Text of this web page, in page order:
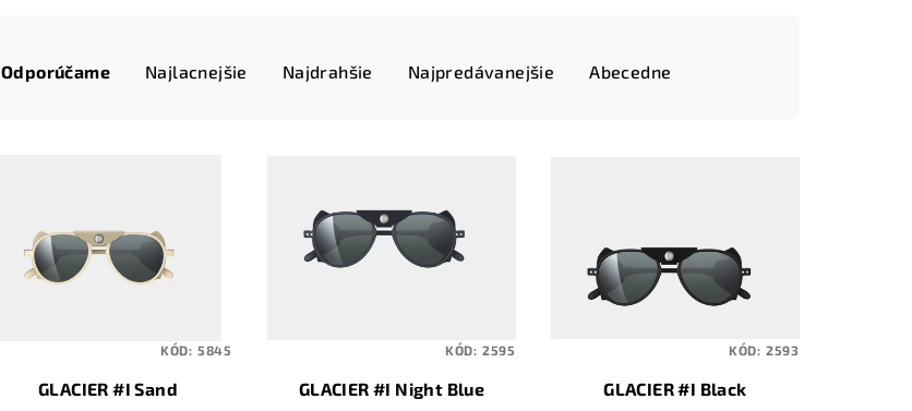
aOdporúčame Najlacnejšie Najdrahšie Najpredávanejšie Abecedne
GLACIER #I Sand
KÓD: 5845
GLACIER #I Night Blue
KÓD: 2595
GLACIER #I Black
KÓD: 2593